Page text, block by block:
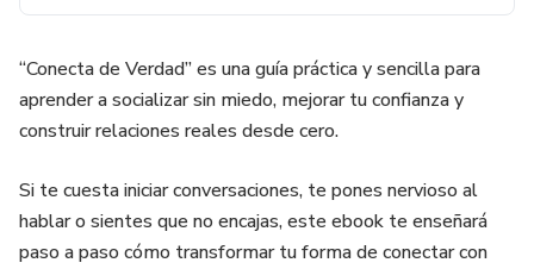
“Conecta de Verdad” es una guía práctica y sencilla para
aprender a socializar sin miedo, mejorar tu confianza y
construir relaciones reales desde cero.
Si te cuesta iniciar conversaciones, te pones nervioso al
hablar o sientes que no encajas, este ebook te enseñará
paso a paso cómo transformar tu forma de conectar con